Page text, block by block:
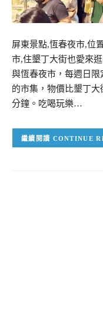
屏東景點,恆春夜市,位
市,住墾丁大街也愛來
與恆春夜市，每週日
的市集，物價比墾丁
分鐘。吃喝玩樂…
CONTINUE